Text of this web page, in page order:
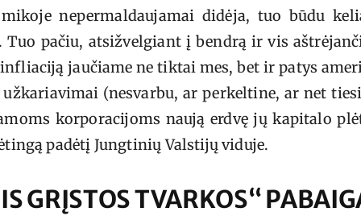
nepermaldaujamai didėja, tuo būdu
Tuo pačiu, atsižvelgiant į bendrą ir vis
jaučiame ne tiktai mes, bet ir patys
(nesvarbu, ar perkeltine, ar net
korporacijoms naują erdvę jų kapitalo
padėtį Jungtinių Valstijų viduje.
GRĮSTOS TVARKOS“